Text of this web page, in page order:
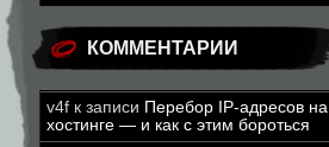
КОММЕНТАРИИ
v4f к записи Перебор IP-адресов на
хостинге — и как с этим бороться